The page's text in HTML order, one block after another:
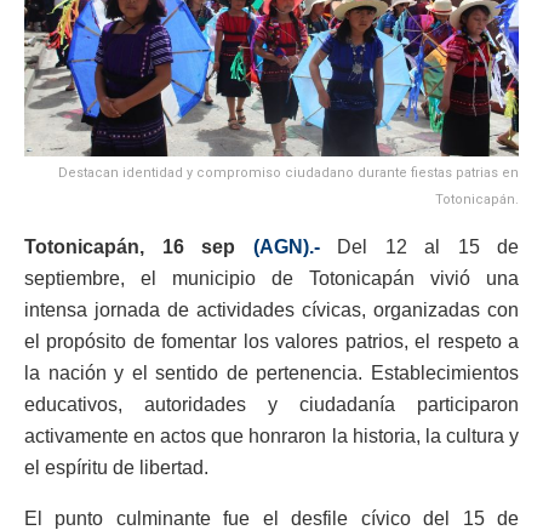
Destacan identidad y compromiso ciudadano durante fiestas patrias en
Totonicapán.
Totonicapán, 16 sep (AGN).-Del 12 al 15 de
septiembre, el municipio de Totonicapán vivió una
intensa jornada de actividades cívicas, organizadas con
el propósito de fomentar los valores patrios, el respeto a
la nación y el sentido de pertenencia. Establecimientos
educativos, autoridades y ciudadanía participaron
activamente en actos que honraron la historia, la cultura y
el espíritu de libertad.
El punto culminante fue el desfile cívico del 15 de